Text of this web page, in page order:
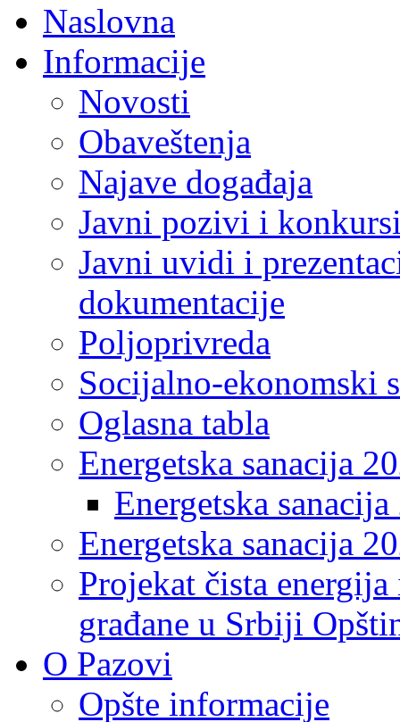
Naslovna
Informacije
Novosti
Obaveštenja
Najave događaja
Javni pozivi i
Javni uvidi i
dokumentacije
Poljoprivreda
Socijalno-ekonomski
Oglasna tabla
Energetska sanacija
Energetska
Energetska sanacija
Projekat čista
građane u Srbiji
O Pazovi
Opšte informacije